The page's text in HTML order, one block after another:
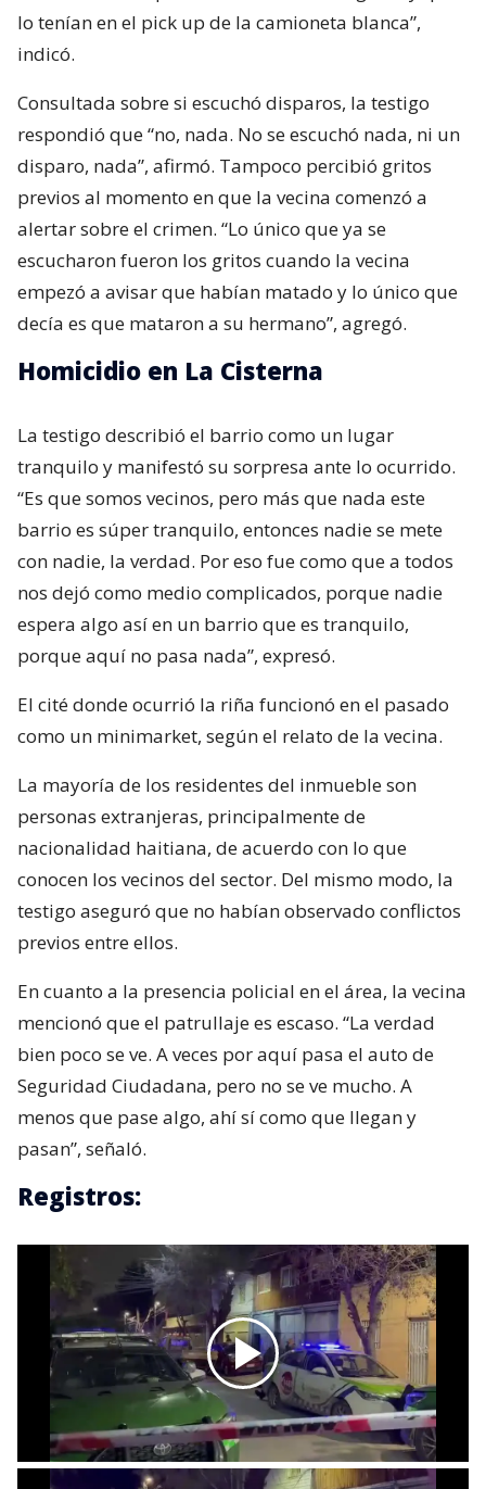
lo tenían en el pick up de la camioneta blanca”,
indicó.
Consultada sobre si escuchó disparos, la testigo
respondió que “no, nada. No se escuchó nada, ni un
disparo, nada”, afirmó. Tampoco percibió gritos
previos al momento en que la vecina comenzó a
alertar sobre el crimen. “Lo único que ya se
escucharon fueron los gritos cuando la vecina
empezó a avisar que habían matado y lo único que
decía es que mataron a su hermano”, agregó.
Homicidio en La Cisterna
La testigo describió el barrio como un lugar
tranquilo y manifestó su sorpresa ante lo ocurrido.
“Es que somos vecinos, pero más que nada este
barrio es súper tranquilo, entonces nadie se mete
con nadie, la verdad. Por eso fue como que a todos
nos dejó como medio complicados, porque nadie
espera algo así en un barrio que es tranquilo,
porque aquí no pasa nada”, expresó.
El cité donde ocurrió la riña funcionó en el pasado
como un minimarket, según el relato de la vecina.
La mayoría de los residentes del inmueble son
personas extranjeras, principalmente de
nacionalidad haitiana, de acuerdo con lo que
conocen los vecinos del sector. Del mismo modo, la
testigo aseguró que no habían observado conflictos
previos entre ellos.
En cuanto a la presencia policial en el área, la vecina
mencionó que el patrullaje es escaso. “La verdad
bien poco se ve. A veces por aquí pasa el auto de
Seguridad Ciudadana, pero no se ve mucho. A
menos que pase algo, ahí sí como que llegan y
pasan”, señaló.
Registros: